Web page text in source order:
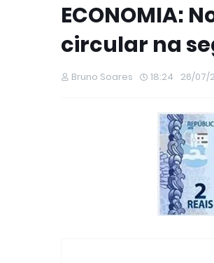
ECONOMIA:
circular na
Bruno Soares 18:24 26/07/